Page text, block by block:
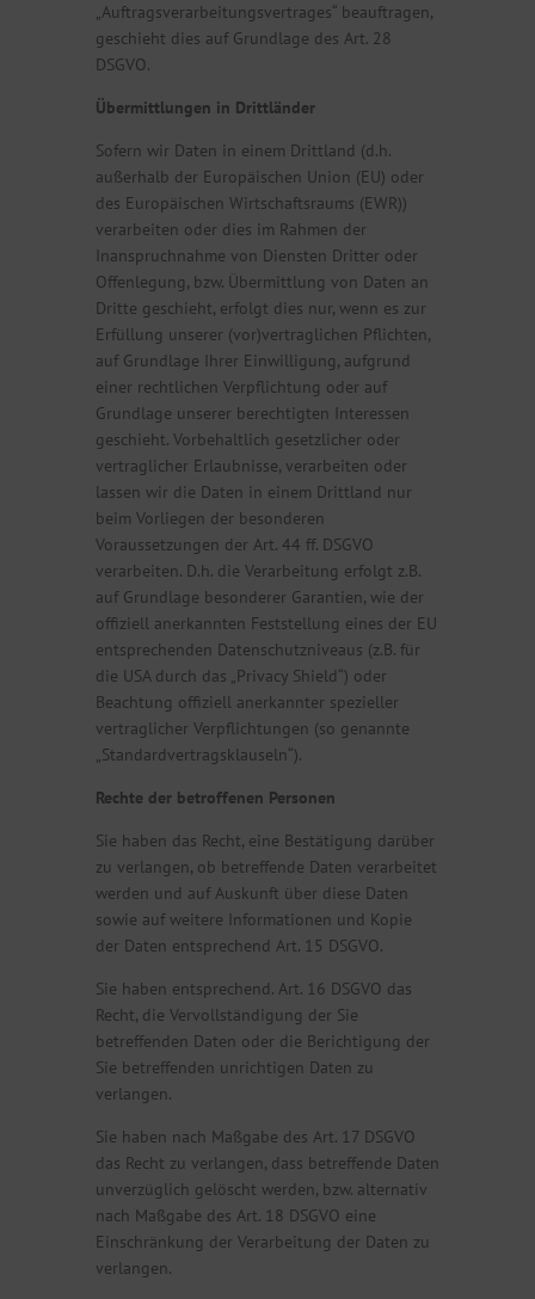
„Auftragsverarbeitungsvertrages“ beauftragen,
geschieht dies auf Grundlage des Art. 28
DSGVO.
Übermittlungen in Drittländer
Sofern wir Daten in einem Drittland (d.h.
außerhalb der Europäischen Union (EU) oder
des Europäischen Wirtschaftsraums (EWR))
verarbeiten oder dies im Rahmen der
Inanspruchnahme von Diensten Dritter oder
Offenlegung, bzw. Übermittlung von Daten an
Dritte geschieht, erfolgt dies nur, wenn es zur
Erfüllung unserer (vor)vertraglichen Pflichten,
auf Grundlage Ihrer Einwilligung, aufgrund
einer rechtlichen Verpflichtung oder auf
Grundlage unserer berechtigten Interessen
geschieht. Vorbehaltlich gesetzlicher oder
vertraglicher Erlaubnisse, verarbeiten oder
lassen wir die Daten in einem Drittland nur
beim Vorliegen der besonderen
Voraussetzungen der Art. 44 ff. DSGVO
verarbeiten. D.h. die Verarbeitung erfolgt z.B.
auf Grundlage besonderer Garantien, wie der
offiziell anerkannten Feststellung eines der EU
entsprechenden Datenschutzniveaus (z.B. für
die USA durch das „Privacy Shield“) oder
Beachtung offiziell anerkannter spezieller
vertraglicher Verpflichtungen (so genannte
„Standardvertragsklauseln“).
Rechte der betroffenen Personen
Sie haben das Recht, eine Bestätigung darüber
zu verlangen, ob betreffende Daten verarbeitet
werden und auf Auskunft über diese Daten
sowie auf weitere Informationen und Kopie
der Daten entsprechend Art. 15 DSGVO.
Sie haben entsprechend. Art. 16 DSGVO das
Recht, die Vervollständigung der Sie
betreffenden Daten oder die Berichtigung der
Sie betreffenden unrichtigen Daten zu
verlangen.
Sie haben nach Maßgabe des Art. 17 DSGVO
das Recht zu verlangen, dass betreffende Daten
unverzüglich gelöscht werden, bzw. alternativ
nach Maßgabe des Art. 18 DSGVO eine
Einschränkung der Verarbeitung der Daten zu
verlangen.